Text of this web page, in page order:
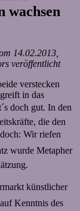
wachsen
14.02.2013,
veröffentlicht
verstecken
in das
doch gut. In den
die den
Wir riefen
wurde Metapher
künstlicher
Kenntnis des